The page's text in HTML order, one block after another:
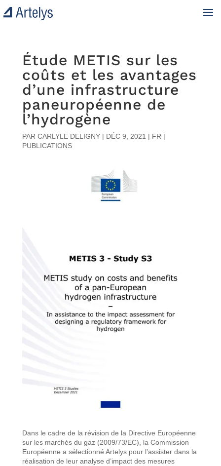
Étude METIS sur les
coûts et les avantages
d’une infrastructure
paneuropéenne de
l’hydrogène
PAR CARLYLE DELIGNY| DÉC 9, 2021 | FR |
PUBLICATIONS
Dans le cadre de la révision de la Directive Européenne
sur les marchés du gaz (2009/73/EC), la Commission
Européenne a sélectionné Artelys pour l’assister dans la
réalisation de leur analyse d’impact des mesures